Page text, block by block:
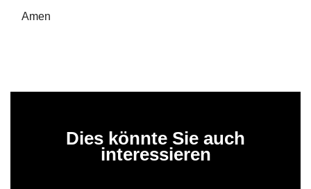
Amen
Dies könnte Sie auch
interessieren